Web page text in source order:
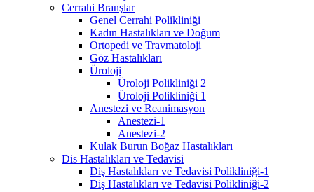
Cerrahi Branşlar
Genel Cerrahi Polikliniği
Kadın Hastalıkları ve Doğum
Ortopedi ve Travmatoloji
Göz Hastalıkları
Üroloji
Üroloji Polikliniği 2
Üroloji Polikliniği 1
Anestezi ve Reanimasyon
Anestezi-1
Anestezi-2
Kulak Burun Boğaz Hastalıkları
Dis Hastalıkları ve Tedavisi
Diş Hastalıkları ve Tedavisi Polikliniği-1
Diş Hastalıkları ve Tedavisi Polikliniği-2